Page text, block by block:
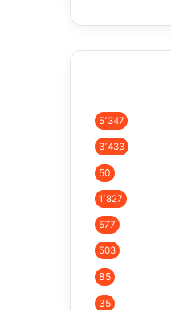
5٬347
3٬433
50
1٬827
577
503
85
35